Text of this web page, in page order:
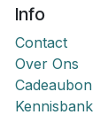
Info
Contact
Over Ons
Cadeaubon
Kennisbank